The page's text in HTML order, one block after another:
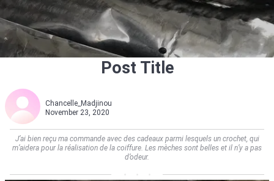
Post Title
Chancelle_Madjinou
November 23, 2020
J’ai bien reçu ma commande avec des cadeaux parmi lesquels un crochet, qui
m’aidera pour la réalisation de la coiffure. Les mèches sont belles et il n’y a pas
d’odeur.